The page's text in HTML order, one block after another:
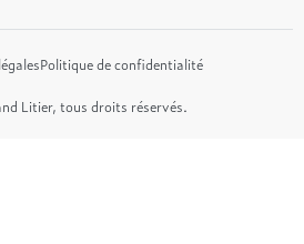
Politique de confidentialité
Litier, tous droits réservés.